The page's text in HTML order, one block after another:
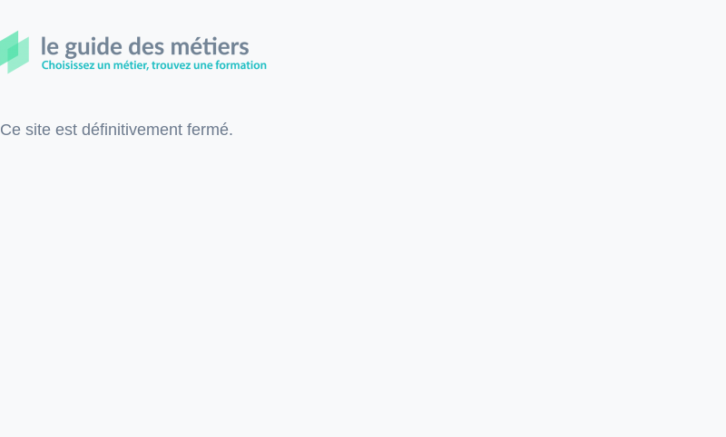
Ce site est définitivement fermé.